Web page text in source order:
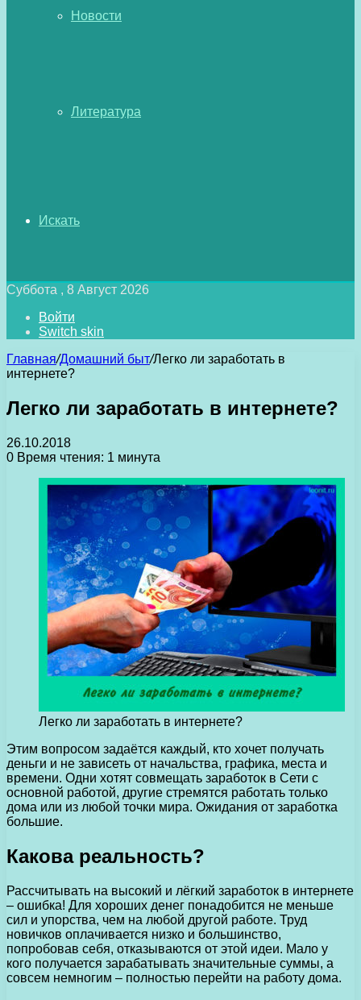
Новости
Литература
Искать
Суббота , 8 Август 2026
Войти
Switch skin
Главная/Домашний быт/Легко ли заработать в
интернете?
Легко ли заработать в интернете?
26.10.2018
0 Время чтения: 1 минута
Легко ли заработать в интернете?
Этим вопросом задаётся каждый, кто хочет получать
деньги и не зависеть от начальства, графика, места и
времени. Одни хотят совмещать заработок в Сети с
основной работой, другие стремятся работать только
дома или из любой точки мира. Ожидания от заработка
большие.
Какова реальность?
Рассчитывать на высокий и лёгкий заработок в интернете
– ошибка! Для хороших денег понадобится не меньше
сил и упорства, чем на любой другой работе. Труд
новичков оплачивается низко и большинство,
попробовав себя, отказываются от этой идеи. Мало у
кого получается зарабатывать значительные суммы, а
совсем немногим – полностью перейти на работу дома.